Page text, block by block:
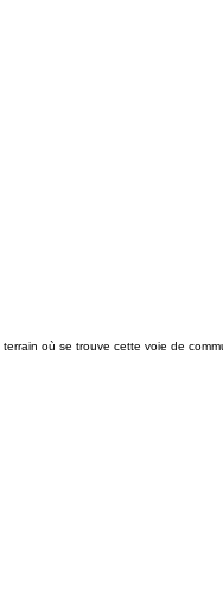
où se trouve cette voie de